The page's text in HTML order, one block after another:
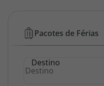
Área de Cliente
Hotéis
Baratos
Pacotes de Férias
Destino